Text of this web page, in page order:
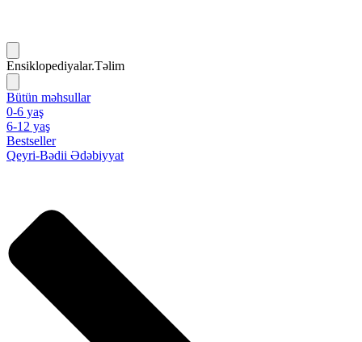
Ensiklopediyalar.Təlim
Bütün məhsullar
0-6 yaş
6-12 yaş
Bestseller
Qeyri-Bədii Ədəbiyyat